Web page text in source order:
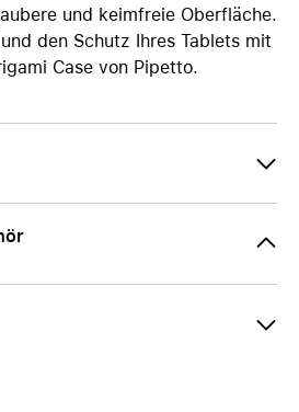
und keimfreie Oberfläche.
den Schutz Ihres Tablets mit
Case von Pipetto.